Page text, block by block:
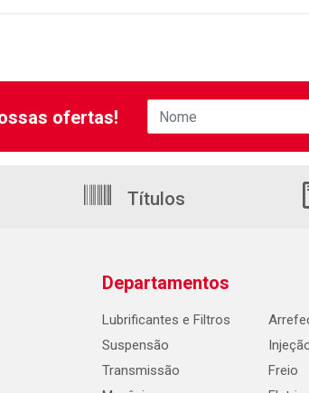
ofertas!
Títulos
Departamentos
Lubrificantes e Filtros
Suspensão
Transmissão
Freio